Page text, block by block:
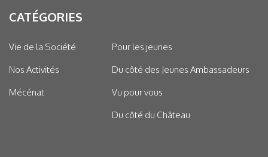
CATÉGORIES
Vie de la Société
Nos Activités
Mécénat
Pour les jeunes
Du côté des Jeunes Ambassadeurs
Vu pour vous
Du côté du Château